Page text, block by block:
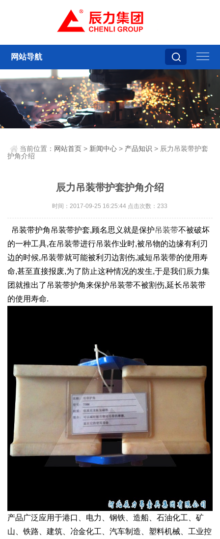
网站导航
当前位置： 网站首页 > 新闻中心 > 产品知识 > 辰力吊装带护套
护角介绍
辰力吊装带护套护角介绍
时间：2017-09-25 16:25:44 点击次数：233
吊装带护角吊装带护套,顾名思义就是保护吊装带不被破坏
的一种工具,在吊装带进行吊装作业时,被吊物的边缘有利刃
边的时候,吊装带就可能被利刃边割伤,减短吊装带的使用寿
命,甚至直接报废,为了防止这种情况的发生,于是我们辰力集
团就推出了吊装带护角来保护吊装带不被割伤,延长吊装带
的使用寿命.
产品广泛应用于港口、电力、钢铁、造船、石油化工、矿
山、铁路、建筑、冶金化工、汽车制造、塑料机械、工业控